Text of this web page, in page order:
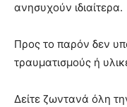
ανησυχούν ιδιαίτερα.
Προς το παρόν δεν
τραυματισμούς ή
Δείτε ζωντανά όλη